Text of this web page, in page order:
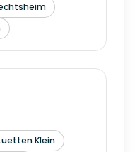
Klein